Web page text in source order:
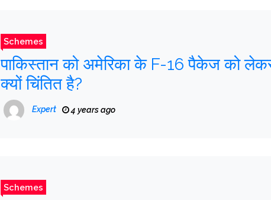
Schemes
पाकिस्तान को अमेरिका के F-16 पैकेज को
क्यों चिंतित है?
Expert 4 years ago
Schemes